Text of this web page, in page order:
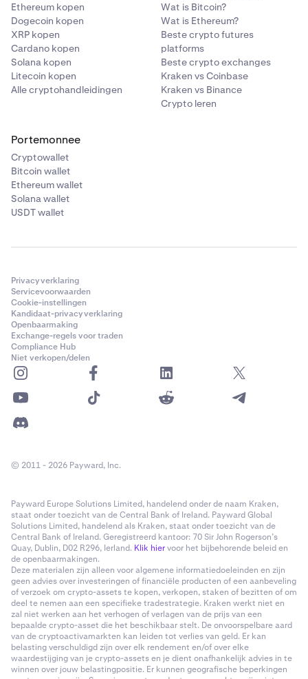
Ethereum kopen
Dogecoin kopen
XRP kopen
Cardano kopen
Solana kopen
Litecoin kopen
Alle cryptohandleidingen
Wat is Bitcoin?
Wat is Ethereum?
Beste crypto futures
platforms
Beste crypto exchanges
Kraken vs Coinbase
Kraken vs Binance
Crypto leren
Portemonnee
Cryptowallet
Bitcoin wallet
Ethereum wallet
Solana wallet
USDT wallet
Privacyverklaring
Servicevoorwaarden
Cookie-instellingen
Kandidaat-privacyverklaring
Openbaarmaking
Exchange-regels voor traden
Compliance Hub
Niet verkopen/delen
© 2011 - 2026 Payward, Inc.
Payward Europe Solutions Limited, handelend onder de naam Kraken,
staat onder toezicht van de Central Bank of Ireland. Payward Global
Solutions Limited, handelend als Kraken, staat onder toezicht van de
Central Bank of Ireland. Geregistreerd kantoor: 70 Sir John Rogerson’s
Quay, Dublin, D02 R296, Ierland. Klik hiervoor het bijbehorende beleid en
de openbaarmakingen.
Deze materialen zijn alleen voor algemene informatiedoeleinden en zijn
geen advies over investeringen of financiële producten of een aanbeveling
of verzoek om crypto-assets te kopen, verkopen, staken of bezitten of om
deel te nemen aan een specifieke tradestrategie. Kraken werkt niet en
zal niet werken aan het verhogen of verlagen van de prijs van een
bepaalde crypto-asset die het beschikbaar stelt. De onvoorspelbare aard
van de cryptoactivamarkten kan leiden tot verlies van geld. Er kan
belasting verschuldigd zijn over elk rendement en/of over elke
waardestijging van je crypto-assets en je dient onafhankelijk advies in te
winnen over jouw belastingpositie. Er kunnen geografische beperkingen